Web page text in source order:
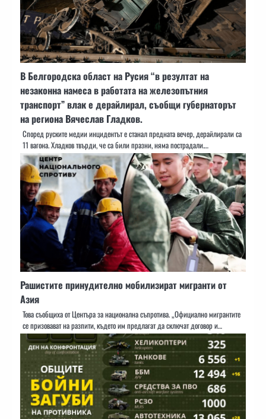
В Белгородска област на Русия “в резултат на
незаконна намеса в работата на железопътния
транспорт” влак е дерайлирал, съобщи губернаторът
на региона Вячеслав Гладков.
Според руските медии инцидентът е станал предната вечер, дерайлирали са
11 вагона. Хладков твърди, че са били празни, няма пострадали.…
Рашистите принудително мобилизират мигранти от
Азия
Това съобщиха от Центъра за национална съпротива. „Официално мигрантите
се призовават на разпити, където им предлагат да сключат договор и…